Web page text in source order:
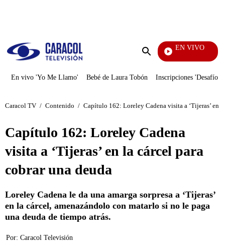
Enviar
EN VIVO
EFÉ
En vivo 'Yo Me Llamo' Bebé de Laura Tobón Inscripciones 'Desafío'
Caracol TV / Contenido / Capítulo 162: Loreley Cadena visita a ‘Tijeras’ en
Capítulo 162: Loreley Cadena
visita a ‘Tijeras’ en la cárcel para
cobrar una deuda
Loreley Cadena le da una amarga sorpresa a ‘Tijeras’
en la cárcel, amenazándolo con matarlo si no le paga
una deuda de tiempo atrás.
Por: Caracol Televisión